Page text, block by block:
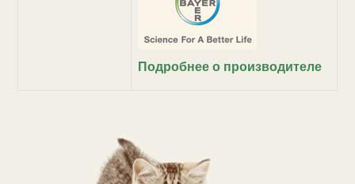
Подробнее о производителе